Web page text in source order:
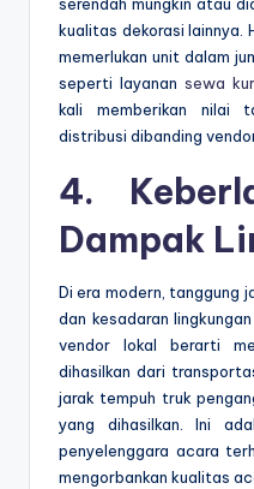
kualitas dekorasi lainnya.
memerlukan unit dalam
seperti layanan sewa
kali memberikan nilai
distribusi dibanding
4.
Dampak
Di era modern, tanggung
dan kesadaran
vendor lokal berarti
dihasilkan dari
jarak tempuh truk
yang dihasilkan. Ini
penyelenggara acara
mengorbankan kualitas